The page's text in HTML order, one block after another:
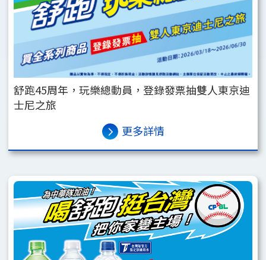
舒跑45周年，玩樂總動員，登錄發票抽雙人東京迪
士尼之旅
更多詳情